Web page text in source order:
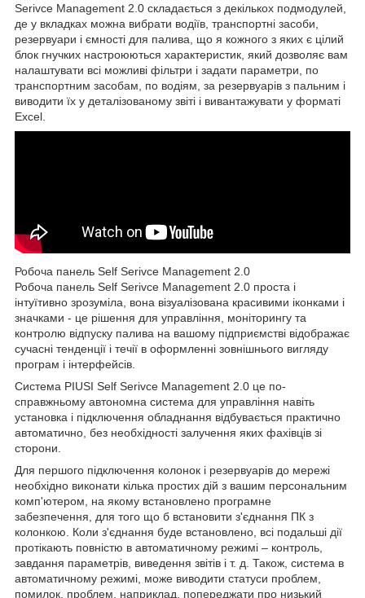
Serivce Management 2.0 складається з декількох подмодулей,
де у вкладках можна вибрати водіїв, транспортні засоби,
резервуари і ємності для палива, що я кожного з яких є цілий
блок гнучких настроюються характеристик, який дозволяє вам
налаштувати всі можливі фільтри і задати параметри, по
транспортним засобам, по водіям, за резервуарів з пальним і
виводити їх у деталізованому звіті і вивантажувати у форматі
Excel.
Робоча панель Self Serivce Management 2.0
Робоча панель Self Serivce Management 2.0 проста і
інтуїтивно зрозуміла, вона візуалізована красивими іконками і
значками - це рішення для управління, моніторингу та
контролю відпуску палива на вашому підприємстві відображає
сучасні тенденції і течії в оформленні зовнішнього вигляду
програм і інтерфейсів.
Система PIUSI Self Serivce Management 2.0 це по-
справжньому автономна система для управління навіть
установка і підключення обладнання відбувається практично
автоматично, без необхідності залучення яких фахівців зі
сторони.
Для першого підключення колонок і резервуарів до мережі
необхідно виконати кілька простих дій з вашим персональним
комп'ютером, на якому встановлено програмне
забезпечення, для того що б встановити з'єднання ПК з
колонкою. Коли з'єднання буде встановлено, всі подальші дії
протікають повністю в автоматичному режимі – контроль,
завдання параметрів, виведення звітів і т. д. Також, система в
автоматичному режимі, може виводити статуси проблем,
помилок, проблем, наприклад, попереджати про низький